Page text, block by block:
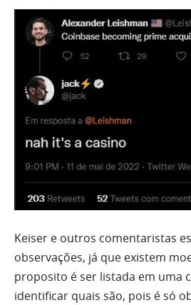
Keiser e outros comentaristas
observações, já que existem
proposito é ser listada em uma
identificar quais são, pois é só